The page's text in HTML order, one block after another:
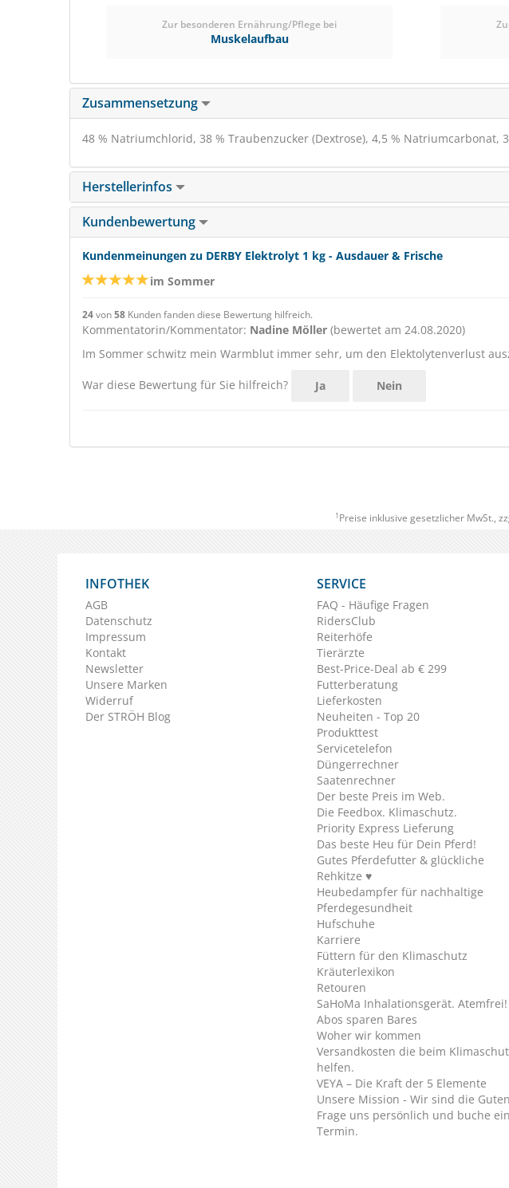
Zur besonderen Ernährung/Pflege bei
Muskelaufbau
Zusammensetzung
48 % Natriumchlorid, 38 % Traubenzucker (Dextrose), 4,5 % Natriumcarbonat,
Herstellerinfos
Kundenbewertung
Kundenmeinungen zu DERBY Elektrolyt 1 kg - Ausdauer & Frische
im Sommer
24von58 Kunden fanden diese Bewertung hilfreich.
Kommentatorin/Kommentator: Nadine Möller (bewertet am 24.08.2020)
Im Sommer schwitz mein Warmblut immer sehr, um den Elektolytenverlust
War diese Bewertung für Sie hilfreich? Ja Nein
1 Preise inklusive gesetzlicher MwSt.,
INFOTHEK
AGB
Datenschutz
Impressum
Kontakt
Newsletter
Unsere Marken
Widerruf
Der STRÖH Blog
SERVICE
FAQ - Häufige Fragen
RidersClub
Reiterhöfe
Tierärzte
Best-Price-Deal ab € 299
Futterberatung
Lieferkosten
Neuheiten - Top 20
Produkttest
Servicetelefon
Düngerrechner
Saatenrechner
Der beste Preis im Web.
Die Feedbox. Klimaschutz.
Priority Express Lieferung
Das beste Heu für Dein Pferd!
Gutes Pferdefutter & glückliche
Rehkitze ♥
Heubedampfer für nachhaltige
Pferdegesundheit
Hufschuhe
Karriere
Füttern für den Klimaschutz
Kräuterlexikon
Retouren
SaHoMa Inhalationsgerät. Atemfrei!
Abos sparen Bares
Woher wir kommen
Versandkosten die beim
helfen.
VEYA – Die Kraft der 5 Elemente
Unsere Mission - Wir sind die
Frage uns persönlich und buche
Termin.